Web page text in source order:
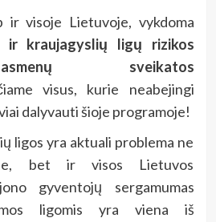
ir visoje Lietuvoje, vykdoma
ir kraujagyslių ligų rizikos
sveikatos
visus, kurie neabejingi
dalyvauti šioje programoje!
ligos yra aktuali problema ne
bet ir visos Lietuvos
gyventojų sergamumas
ligomis yra viena iš